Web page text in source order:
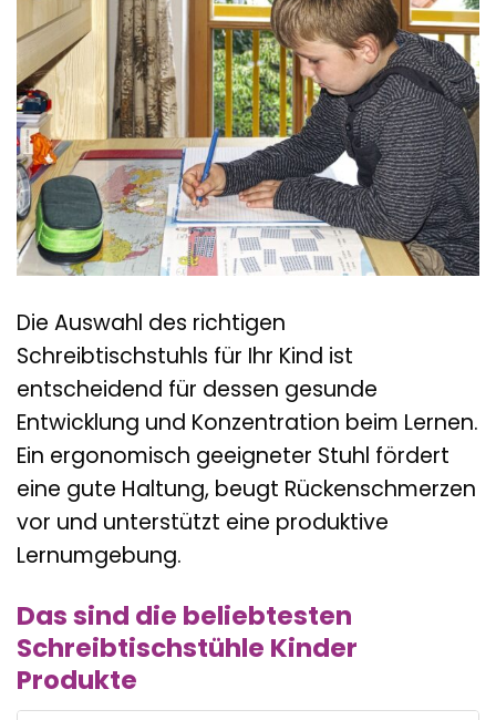
Die Auswahl des richtigen
Schreibtischstuhls für Ihr Kind ist
entscheidend für dessen gesunde
Entwicklung und Konzentration beim Lernen.
Ein ergonomisch geeigneter Stuhl fördert
eine gute Haltung, beugt Rückenschmerzen
vor und unterstützt eine produktive
Lernumgebung.
Das sind die beliebtesten
Schreibtischstühle Kinder
Produkte